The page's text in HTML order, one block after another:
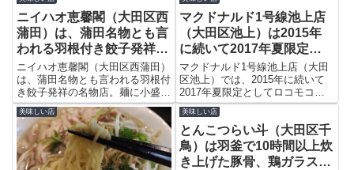
労働者や地元住民で賑わうところ
です。ゼンショーグループのレス
トラン3軒が入るビルのひとつと
して多くの人が訪れます。
もある人気店です。京急羽田空港
線糀谷駅を下車した環状八号線沿
いにある環八通り蒲田店はその中
でももっとも大きな店です。
ニイハオ恵馨閣（大田区西
蒲田）は、蒲田名物とも言
われる羽根付き餃子発祥の
名物店。麺に小盛りの定食
セットがつく仰天ランチ
ニイハオ恵馨閣（大田区西蒲田）
は、蒲田名物とも言われる羽根付
き餃子発祥の名物店。麺に小盛り
の定食セットがつく仰天ランチで
昼も夜も人気の店です。創業40
周年を数え、今や大田区だけで6
店舗、区外も含めると合計10店
舗になりました。
マクドナルド1号線池上店
（大田区池上）は2015年
に続いて2017年夏限定と
してハワイの料理ロコモコ
バーガーを発売
マクドナルド1号線池上店（大田
区池上）では、2015年に続いて
2017年夏限定としてロコモコバ
ーガーを発売中です。ご飯の上に
ハンバーグと目玉焼きをのせる昨
今トレンドのハワイの料理です
が、ハンバーガーショップもバン
ズで参戦してきたわけです。
美味しい店 美味しい店
とんこつらい斗（大田区千
鳥）は羽釜で10時間以上炊
き上げた豚骨、鶏ガラスー